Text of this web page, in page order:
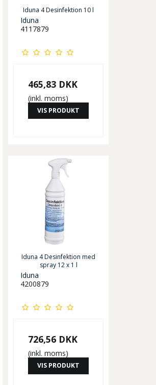
Iduna 4 Desinfektion 10 l
Iduna
4117879
465,83 DKK
(inkl. moms)
VIS PRODUKT
Iduna 4 Desinfektion med
spray 12 x 1 l
Iduna
4200879
726,56 DKK
(inkl. moms)
VIS PRODUKT